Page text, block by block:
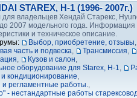
STAREX, H-1 (1996- 2007г.)
для владельцев Хендай Старекс,
2007 модельного года. Информация
и техническое описание.
Выбор, приобретение, отзывы
часть и подвеска, Трансмиссия,
, Кузов и салон,
оборудование для Starex, H-1,
кондиционирование,
и регламентные работы.,
- нестандартные работы